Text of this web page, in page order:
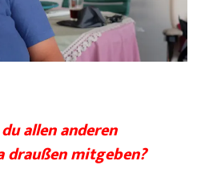
allen anderen
draußen mitgeben?